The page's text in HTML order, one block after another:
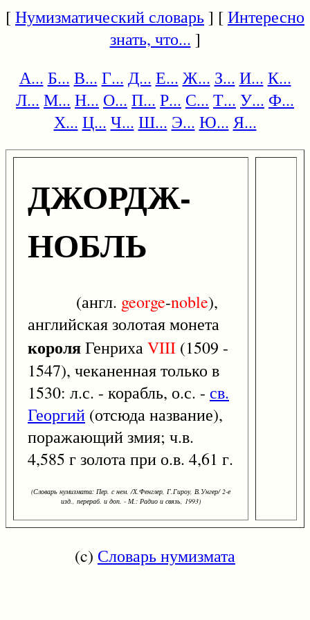
[Нумизматический словарь] [Интересно
знать, что... ]
А... Б... В... Г... Д... Е... Ж... З... И... К...
Л... М... Н... О... П... Р... С... Т... У... Ф...
Х... Ц... Ч... Ш... Э... Ю... Я...
ДЖОРДЖ-
НОБЛЬ
(англ. george-noble),
английская золотая монета
короляГенрихаVIII (1509 -
1547), чеканенная только в
1530: л.с. - корабль, о.с. - св.
Георгий (отсюда название),
поражающий змия; ч.в.
4,585 г золота при о.в. 4,61 г.
(Словарь нумизмата: Пер. с нем. /Х.Фенглер, Г.Гироу, В.Унгер/ 2-е
изд., перераб. и доп. - М.: Радио и связь, 1993)
(c) Словарь нумизмата